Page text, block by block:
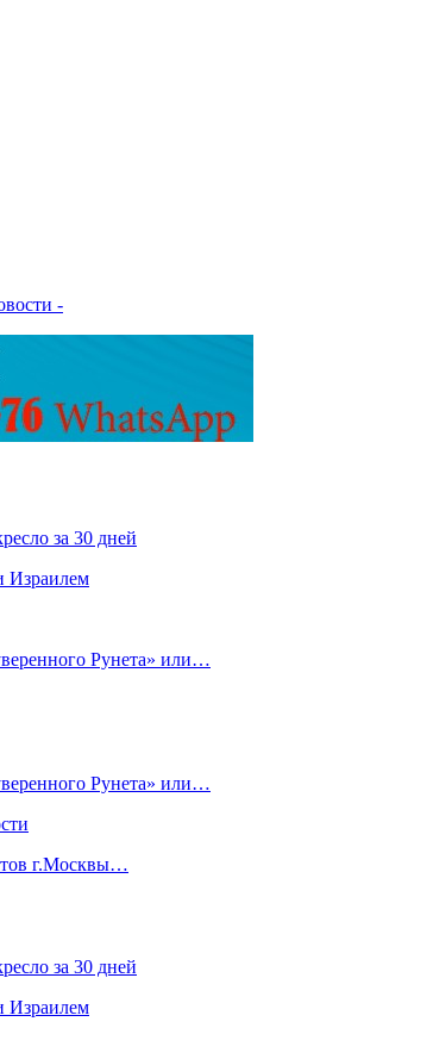
-
за 30 дней
Израилем
Рунета» или…
Рунета» или…
г.Москвы…
за 30 дней
Израилем